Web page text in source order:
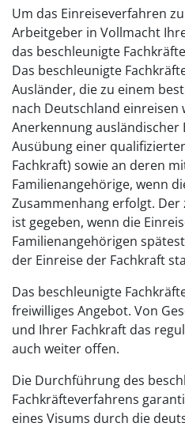
Um das Einreiseverfahren
Arbeitgeber in Vollmacht
das beschleunigte
Das beschleunigte
Ausländer, die zu einem
nach Deutschland einreisen
Anerkennung
Ausübung einer
Fachkraft) sowie an deren
Familienangehörige, wenn
Zusammenhang erfolgt.
ist gegeben, wenn die
Familienangehörigen
der Einreise der Fachkraft
Das beschleunigte
freiwilliges Angebot. Von
und Ihrer Fachkraft das
auch weiter offen.
Die Durchführung des
Fachkräfteverfahrens
eines Visums durch die